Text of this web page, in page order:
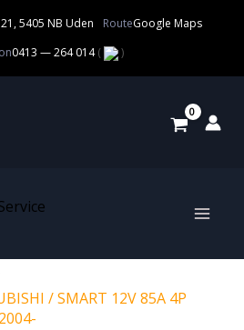
5405 NB Uden RouteGoogle Maps
0413 — 264 014( )
/ SMART 12V 85A 4P